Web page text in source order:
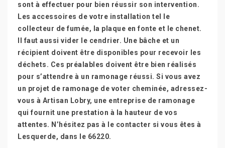
sont à effectuer pour bien réussir son intervention.
Les accessoires de votre installation tel le
collecteur de fumée, la plaque en fonte et le chenet.
Il faut aussi vider le cendrier. Une bâche et un
récipient doivent être disponibles pour recevoir les
déchets. Ces préalables doivent être bien réalisés
pour s’attendre à un ramonage réussi. Si vous avez
un projet de ramonage de voter cheminée, adressez-
vous à Artisan Lobry, une entreprise de ramonage
qui fournit une prestation à la hauteur de vos
attentes. N’hésitez pas à le contacter si vous êtes à
Lesquerde, dans le 66220.